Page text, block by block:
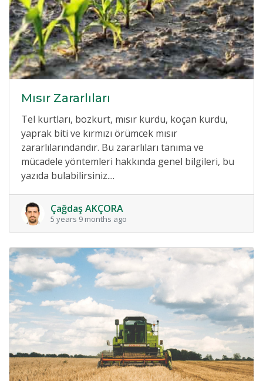
Mısır Zararlıları
Tel kurtları, bozkurt, mısır kurdu, koçan kurdu,
yaprak biti ve kırmızı örümcek mısır
zararlılarındandır. Bu zararlıları tanıma ve
mücadele yöntemleri hakkında genel bilgileri, bu
yazıda bulabilirsiniz....
Çağdaş AKÇORA
5 years 9 months ago